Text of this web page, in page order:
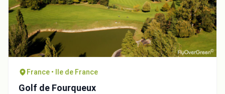
France • Ile de France
Golf de Fourqueux